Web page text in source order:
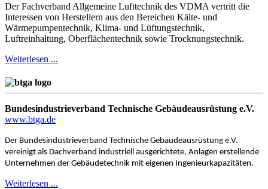
Der Fachverband Allgemeine Lufttechnik des VDMA vertritt die
Interessen von Herstellern aus den Bereichen Kälte- und
Wärmepumpentechnik, Klima- und Lüftungstechnik,
Luftreinhaltung, Oberflächentechnik sowie Trocknungstechnik.
Weiterlesen ...
Bundesindustrieverband Technische Gebäudeausrüstung e.V.
www.btga.de
Der Bundesindustrieverband Technische Gebäudeausrüstung e.V.
vereinigt als Dachverband industriell ausgerichtete, Anlagen erstellende
Unternehmen der Gebäudetechnik mit eigenen Ingenieurkapazitäten.
Weiterlesen ...